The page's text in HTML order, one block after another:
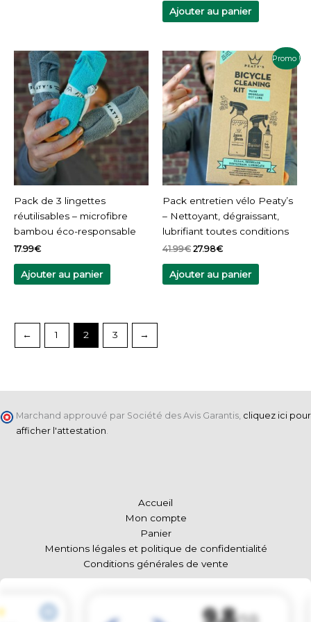
Ajouter au panier
Pack de 3 lingettes
réutilisables – microfibre
bambou éco-responsable
17.99€
Ajouter au panier
Promo !
Pack entretien vélo Peaty’s
– Nettoyant, dégraissant,
lubrifiant toutes conditions
41.99€
Le
prix
initial
était :
41.99€.
27.98€
Le
prix
actuel
est :
27.98€.
Ajouter au panier
← 1 2 3 →
Marchand approuvé par Société des Avis Garantis, cliquez ici pour
afficher l'attestation.
Accueil
Mon compte
Panier
Mentions légales et politique de confidentialité
Conditions générales de vente